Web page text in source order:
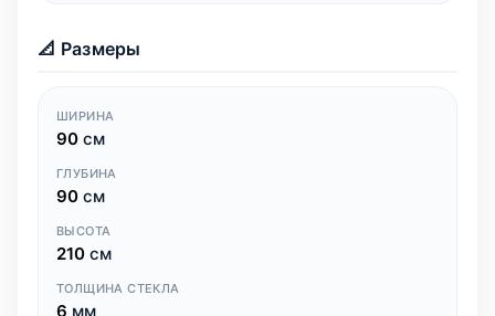
📐 Размеры
ШИРИНА
90 см
ГЛУБИНА
90 см
ВЫСОТА
210 см
ТОЛЩИНА СТЕКЛА
6 мм